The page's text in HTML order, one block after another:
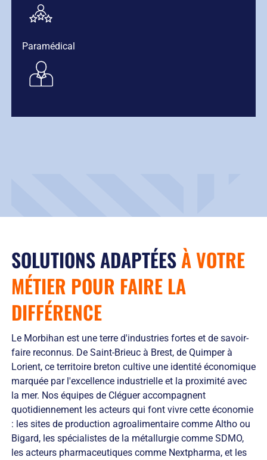
Paramédical
SOLUTIONS ADAPTÉESÀ VOTRE
MÉTIER POUR FAIRE LA
DIFFÉRENCE
Le Morbihan est une terre d'industries fortes et de savoir-
faire reconnus. De Saint-Brieuc à Brest, de Quimper à
Lorient, ce territoire breton cultive une identité économique
marquée par l'excellence industrielle et la proximité avec
la mer. Nos équipes de Cléguer accompagnent
quotidiennement les acteurs qui font vivre cette économie
: les sites de production agroalimentaire comme Altho ou
Bigard, les spécialistes de la métallurgie comme SDMO,
les acteurs pharmaceutiques comme Nextpharma, et les